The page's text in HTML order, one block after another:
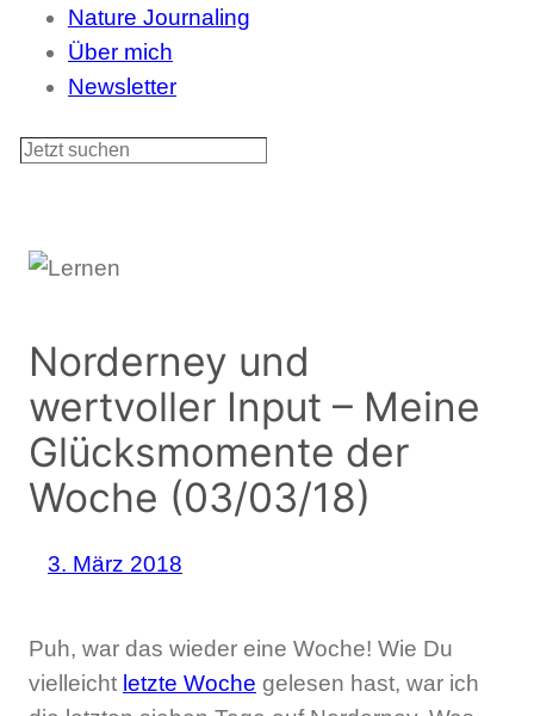
Nature Journaling
Über mich
Newsletter
S
h
Norderney und
wertvoller Input – Meine
Glücksmomente der
Woche (03/03/18)
3. März 2018
Puh, war das wieder eine Woche! Wie Du
vielleicht letzte Woche gelesen hast, war ich